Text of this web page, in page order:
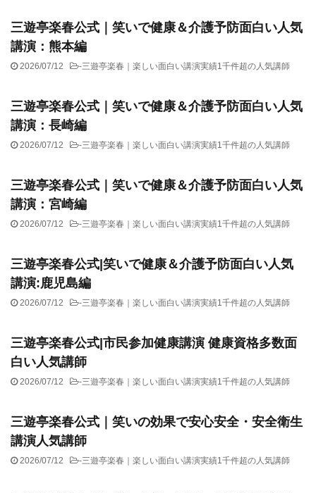
三遊亭楽春公式｜笑いで健康＆介護予防面白い人気
講演：熊本編
2026/07/12 -三遊亭楽春｜楽しい面白い講演実績1千件超の人気講師
三遊亭楽春公式｜笑いで健康＆介護予防面白い人気
講演：長崎編
2026/07/12 -三遊亭楽春｜楽しい面白い講演実績1千件超の人気講師
三遊亭楽春公式｜笑いで健康＆介護予防面白い人気
講演：宮崎編
2026/07/12 -三遊亭楽春｜楽しい面白い講演実績1千件超の人気講師
三遊亭楽春公式|笑いで健康＆介護予防面白い人気
講演:鹿児島編
2026/07/12 -三遊亭楽春｜楽しい面白い講演実績1千件超の人気講師
三遊亭楽春公式|市民参加健康講演 健康資格多数面
白い人気講師
2026/07/12 -三遊亭楽春｜楽しい面白い講演実績1千件超の人気講師
三遊亭楽春公式｜笑いの効果で安心安全・安全衛生
講演人気講師
2026/07/12 -三遊亭楽春｜楽しい面白い講演実績1千件超の人気講師